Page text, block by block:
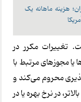
هزینه ماهانه یک
تغییرات مکرر در
یا مجوزهای مرتبط با
محروم می‌کند و
در نرخ بهره یا در